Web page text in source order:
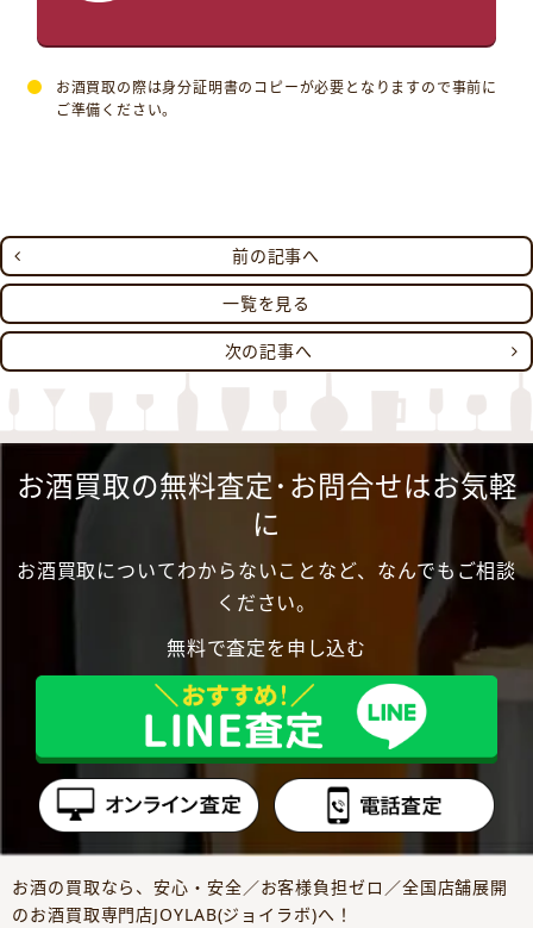
お酒買取の際は身分証明書のコピーが必要となりますので事前に
ご準備ください。
前の記事へ
一覧を見る
次の記事へ
お酒買取の無料査定･お問合せはお気軽
に
お酒買取についてわからないことなど、なんでもご相談
ください。
無料で査定を申し込む
お酒の買取なら、安心・安全／お客様負担ゼロ／全国店舗展開
のお酒買取専門店JOYLAB(ジョイラボ)へ！